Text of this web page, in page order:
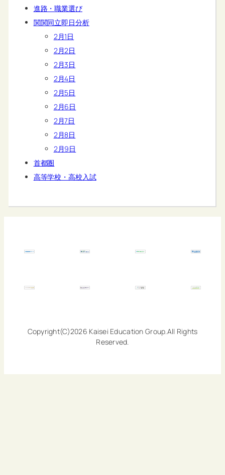
進路・職業選び
関関同立即日分析
2月1日
2月2日
2月3日
2月4日
2月5日
2月6日
2月7日
2月8日
2月9日
首都圏
高等学校・高校入試
Copyright(C)2026 Kaisei Education Group.All Rights
Reserved.